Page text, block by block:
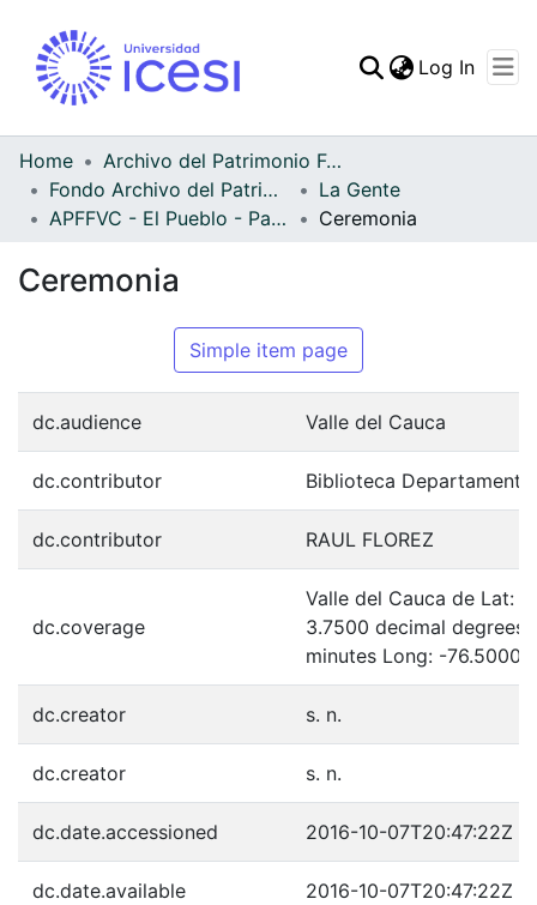
Statistics
Log In
Home
Archivo del Patrimonio Fotográfico y Fílmico del Valle del Cauca
Fondo Archivo del Patrimonio Fotográfico y Fílmico del Valle del Cauca
La Gente
APFFVC - El Pueblo - Patrimonial
Ceremonia
Ceremonia
Simple item page
dc.audience Valle del Cauca
dc.contributor Biblioteca
dc.contributor RAUL FLOREZ
dc.coverage
Valle del Cauca de Lat:
3.7500 decimal degrees
minutes Long: -76.5000
dc.creator s. n.
dc.creator s. n.
dc.date.accessioned 2016-10-07T20:47:22Z
dc.date.available 2016-10-07T20:47:22Z